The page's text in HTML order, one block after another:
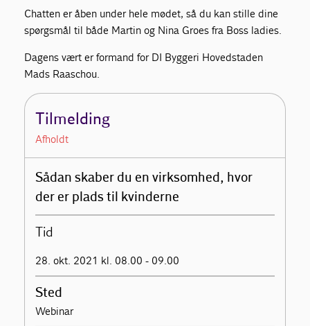
Chatten er åben under hele mødet, så du kan stille dine
spørgsmål til både Martin og Nina Groes fra Boss ladies.
Dagens vært er formand for DI Byggeri Hovedstaden
Mads Raaschou.
Tilmelding
Afholdt
Sådan skaber du en virksomhed, hvor
der er plads til kvinderne
Tid
28. okt. 2021 kl. 08.00 - 09.00
Sted
Webinar